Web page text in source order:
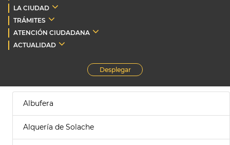
LA CIUDAD
TRÁMITES
ATENCIÓN CIUDADANA
ACTUALIDAD
Desplegar
Albufera
Alquería de Solache